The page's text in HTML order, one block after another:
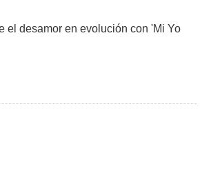
el desamor en evolución con 'Mi Yo